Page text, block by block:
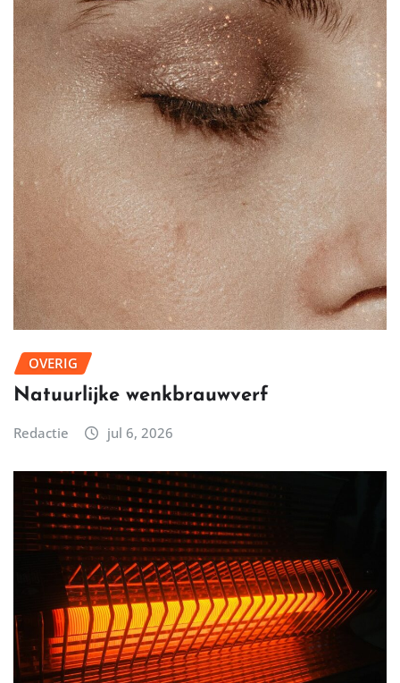
OVERIG
Natuurlijke wenkbrauwverf
Redactie jul 6, 2026